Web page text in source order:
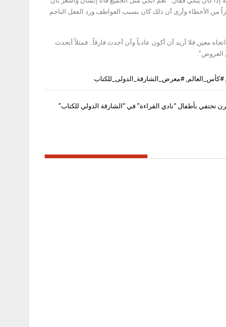
من الأخطاء وأرى أن ذلك كان بسبب العواطف ورد الفعل الناجم
معين فلا أريد أن أكون عادياً وأن أحدث فارقاً.. فمثلاً أتحدث
العروض”.
, #كأس_العالم, #معرض_الشارقة_الدولى_للكتاب
تحتفي بأطفال “نادي القراءة” في “الشارقة الدولي للكتاب”